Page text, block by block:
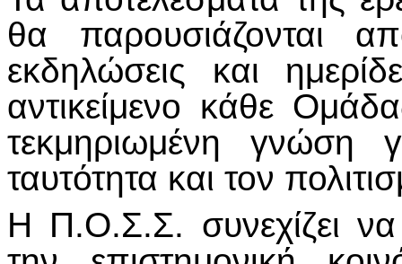
θα παρουσιάζονται
εκδηλώσεις και
αντικείμενο κάθε
τεκμηριωμένη γνώση
ταυτότητα και τον
Η Π.Ο.Σ.Σ. συνεχίζει